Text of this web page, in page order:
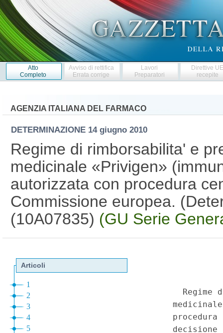
Atto
Completo
Avviso di rettifica
Errata corrige
Lavori
Preparatori
Direttive
recepite
AGENZIA ITALIANA DEL FARMACO
DETERMINAZIONE 14 giugno 2010
Regime di rimborsabilita' e
medicinale «Privigen»
autorizzata con procedura
Commissione europea.
(10A07835) (GU Serie